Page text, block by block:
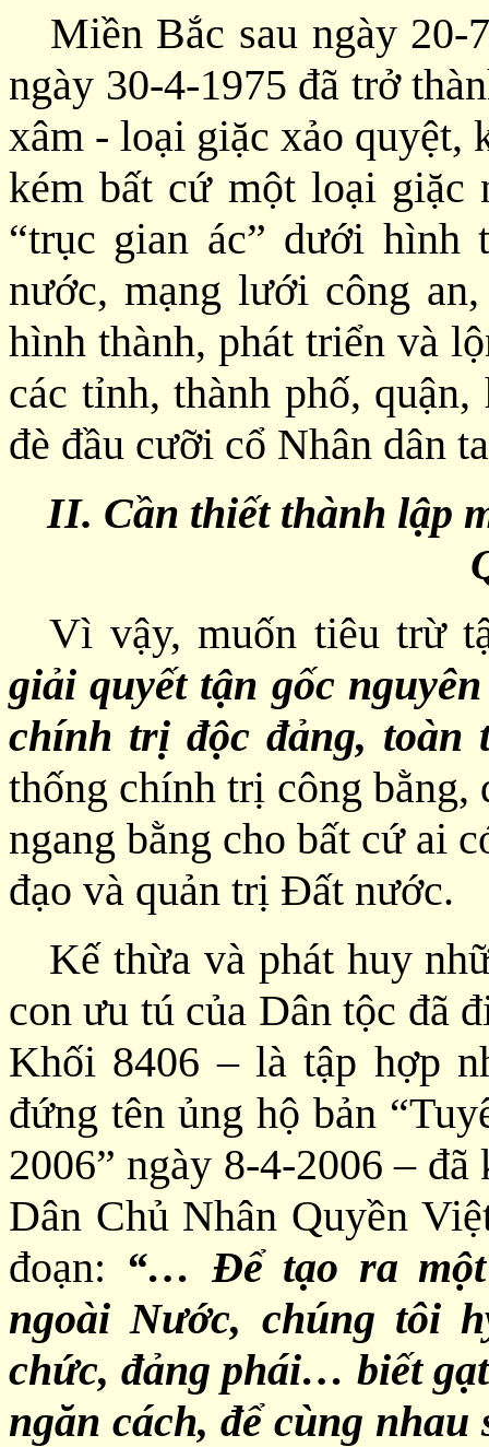
Miền Bắc sau ngày 20-
ngày 30-4-1975 đã trở
xâm - loại giặc xảo quyệt,
kém bất cứ một loại giặc
“trục gian ác” dưới hình
nước, mạng lưới công
hình thành, phát triển và
các tỉnh, thành phố,
đè đầu cưỡi cổ Nhân dân
II. Cần thiết thành lập
Vì vậy, muốn tiêu trừ
giải quyết tận gốc
chính trị độc đảng, toàn
thống chính trị công bằng,
ngang bằng cho bất cứ ai
đạo và quản trị Đất nước.
Kế thừa và phát huy
con ưu tú của Dân tộc đã
Khối 8406 – là tập hợp
đứng tên ủng hộ bản
2006” ngày 8-4-2006 –
Dân Chủ Nhân Quyền
đoạn: “… Để tạo ra một
ngoài Nước, chúng tôi
chức, đảng phái… biết
ngăn cách, để cùng